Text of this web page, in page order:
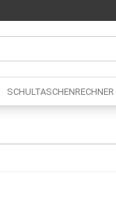
SCHULTASCHENRECHNER